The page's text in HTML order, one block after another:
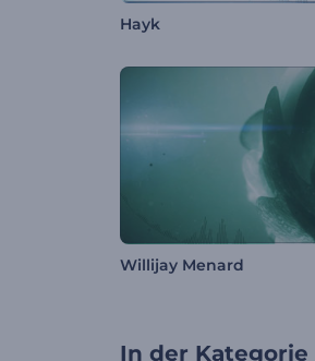
Hayk
Willijay Menard
In der Kategorie